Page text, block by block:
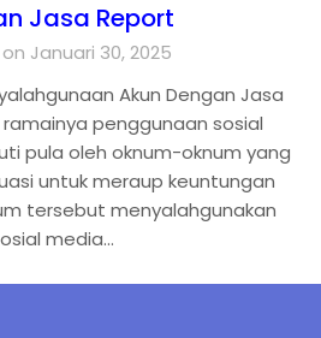
Jasa Report
Januari 30, 2025
Akun Dengan Jasa
penggunaan sosial
pula oleh oknum-oknum yang
untuk meraup keuntungan
tersebut menyalahgunakan
media…